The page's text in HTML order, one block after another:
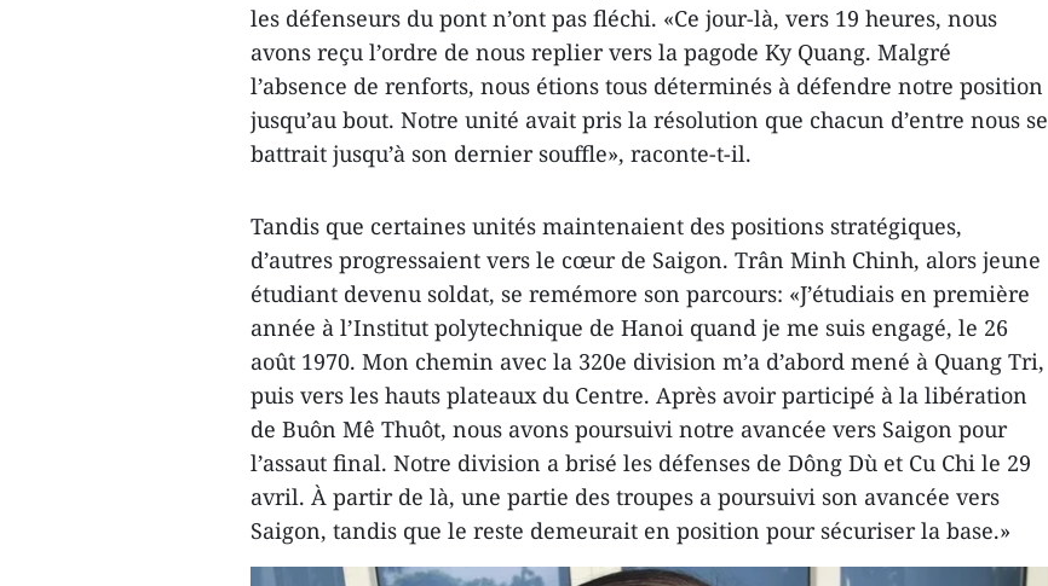
les défenseurs du pont n’ont pas fléchi. «Ce jour-là, vers 19 heures, nous
avons reçu l’ordre de nous replier vers la pagode Ky Quang. Malgré
l’absence de renforts, nous étions tous déterminés à défendre notre position
jusqu’au bout. Notre unité avait pris la résolution que chacun d’entre nous se
battrait jusqu’à son dernier souffle», raconte-t-il.
Tandis que certaines unités maintenaient des positions stratégiques,
d’autres progressaient vers le cœur de Saigon. Trân Minh Chinh, alors jeune
étudiant devenu soldat, se remémore son parcours: «J’étudiais en première
année à l’Institut polytechnique de Hanoi quand je me suis engagé, le 26
août 1970. Mon chemin avec la 320e division m’a d’abord mené à Quang Tri,
puis vers les hauts plateaux du Centre. Après avoir participé à la libération
de Buôn Mê Thuôt, nous avons poursuivi notre avancée vers Saigon pour
l’assaut final. Notre division a brisé les défenses de Dông Dù et Cu Chi le 29
avril. À partir de là, une partie des troupes a poursuivi son avancée vers
Saigon, tandis que le reste demeurait en position pour sécuriser la base.»